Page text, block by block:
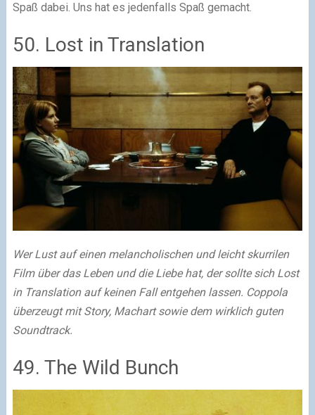
Spaß dabei. Uns hat es jedenfalls Spaß gemacht.
50. Lost in Translation
Wer Lust auf einen melancholischen und leicht skurrilen
Film über das Leben und die Liebe hat, der sollte sich Lost
in Translation auf keinen Fall entgehen lassen. Coppola
überzeugt mit Story, Machart sowie dem wirklich guten
Soundtrack.
49. The Wild Bunch